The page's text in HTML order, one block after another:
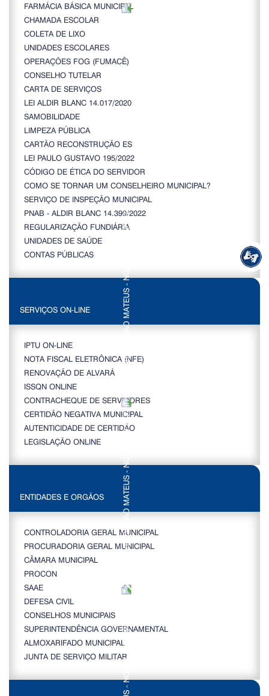
FARMÁCIA BÁSICA MUNICIPAL
CHAMADA ESCOLAR
COLETA DE LIXO
UNIDADES ESCOLARES
OPERAÇÕES FOG (FUMACÊ)
CONSELHO TUTELAR
CARTA DE SERVIÇOS
LEI ALDIR BLANC 14.017/2020
SAMOBILIDADE
LIMPEZA PÚBLICA
CARTÃO RECONSTRUÇÃO ES
LEI PAULO GUSTAVO 195/2022
CÓDIGO DE ÉTICA DO SERVIDOR
COMO SE TORNAR UM CONSELHEIRO MUNICIPAL?
SERVIÇO DE INSPEÇÃO MUNICIPAL
PNAB - ALDIR BLANC 14.399/2022
REGULARIZAÇÃO FUNDIÁRIA
UNIDADES DE SAÚDE
CONTAS PÚBLICAS
SERVIÇOS ON-LINE
IPTU ON-LINE
NOTA FISCAL ELETRÔNICA (NFE)
RENOVAÇÃO DE ALVARÁ
ISSQN ONLINE
CONTRACHEQUE DE SERVIDORES
CERTIDÃO NEGATIVA MUNICIPAL
AUTENTICIDADE DE CERTIDÃO
LEGISLAÇÃO ONLINE
ENTIDADES E ORGÃOS
CONTROLADORIA GERAL MUNICIPAL
PROCURADORIA GERAL MUNICIPAL
CÂMARA MUNICIPAL
PROCON
SAAE
DEFESA CIVIL
CONSELHOS MUNICIPAIS
SUPERINTENDÊNCIA GOVERNAMENTAL
ALMOXARIFADO MUNICIPAL
JUNTA DE SERVIÇO MILITAR